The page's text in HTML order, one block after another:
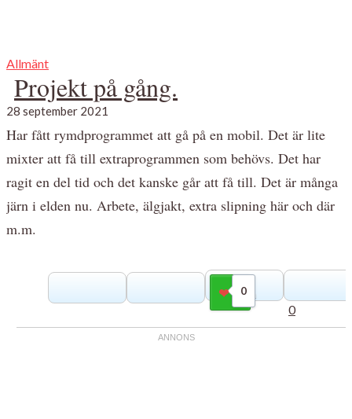
Allmänt
Projekt på gång.
28 september 2021
Har fått rymdprogrammet att gå på en mobil. Det är lite
mixter att få till extraprogrammen som behövs. Det har
ragit en del tid och det kanske går att få till. Det är många
järn i elden nu. Arbete, älgjakt, extra slipning här och där
m.m.
0
Gilla
0